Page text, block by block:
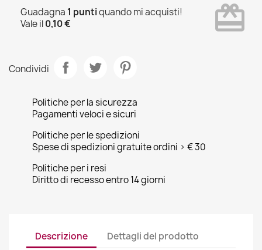
Guadagna 1 puntiquando mi acquisti!
Vale il0,10 € card_giftcard
Condividi
Politiche per la sicurezza
Pagamenti veloci e sicuri
Politiche per le spedizioni
Spese di spedizioni gratuite ordini > € 30
Politiche per i resi
Diritto di recesso entro 14 giorni
Descrizione Dettagli del prodotto